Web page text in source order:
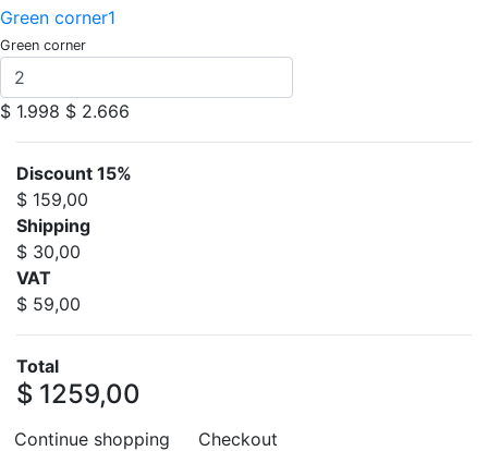
Green corner1
Green corner
$ 1.998 $ 2.666
Discount 15%
$ 159,00
Shipping
$ 30,00
VAT
$ 59,00
Total
$ 1259,00
Continue shopping Checkout